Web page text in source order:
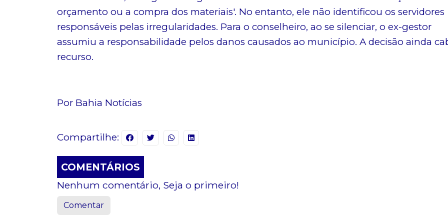
orçamento ou a compra dos materiais'. No entanto, ele não identificou os servidores
responsáveis pelas irregularidades. Para o conselheiro, ao se silenciar, o ex-gestor
assumiu a responsabilidade pelos danos causados ao município. A decisão ainda
recurso.
Por Bahia Notícias
Compartilhe:
COMENTÁRIOS
Nenhum comentário, Seja o primeiro!
Comentar